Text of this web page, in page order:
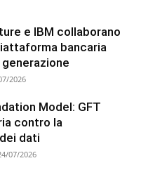
e IBM collaborano
bancaria
2026
Model: GFT
contro la
dati
07/2026